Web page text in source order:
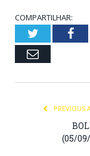
COMPARTILHAR:
Twitter
Email
PREVIOUS
(05/